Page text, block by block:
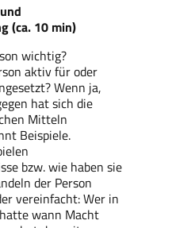
(ca. 10 min)
wichtig?
aktiv für oder
Wenn ja,
hat sich die
Mitteln
Beispiele.
bzw. wie haben sie
der Person
vereinfacht: Wer in
wann Macht